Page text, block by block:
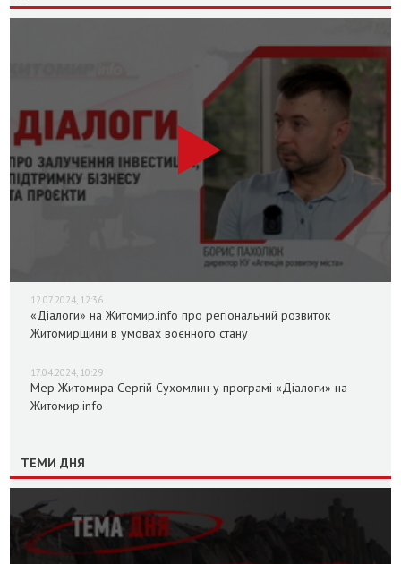
12.07.2024, 12:36
«Діалоги» на Житомир.info про регіональний розвиток
Житомирщини в умовах воєнного стану
17.04.2024, 10:29
Мер Житомира Сергій Сухомлин у програмі «Діалоги» на
Житомир.info
ТЕМИ ДНЯ